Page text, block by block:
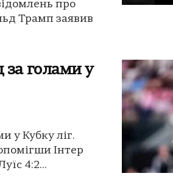
про
Трамп заявив
за голами у
у Кубку ліг.
Інтер
4:2...